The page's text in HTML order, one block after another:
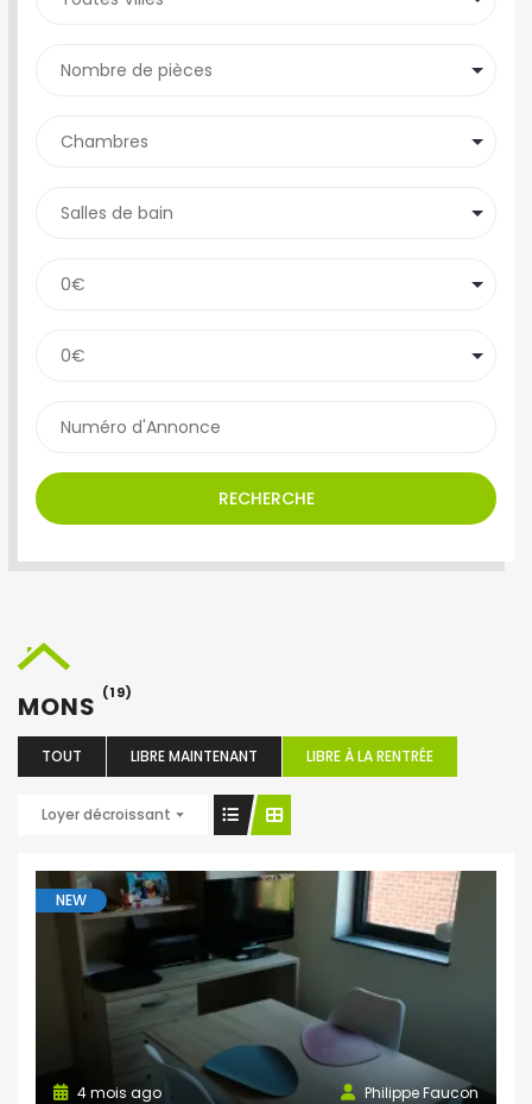
RECHERCHE
MONS (19)
TOUT LIBRE MAINTENANT LIBRE À LA RENTRÉE
Loyer décroissant
NEW
Philippe Faucon
4 mois ago